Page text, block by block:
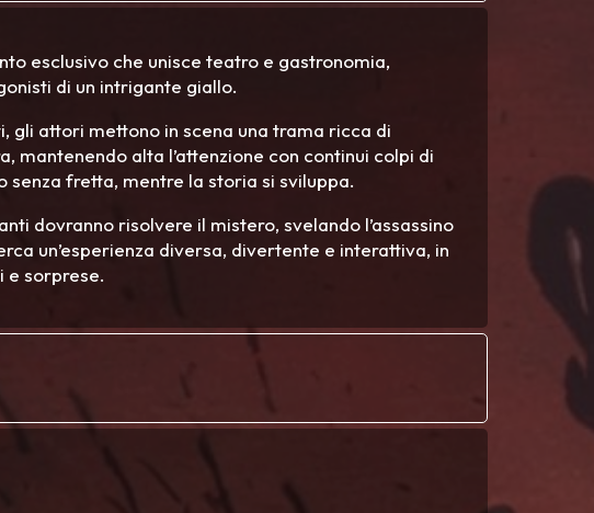
esclusivo che unisce teatro e gastronomia,
di un intrigante giallo.
gli attori mettono in scena una trama ricca di
mantenendo alta l’attenzione con continui colpi di
senza fretta, mentre la storia si sviluppa.
dovranno risolvere il mistero, svelando l’assassino
un’esperienza diversa, divertente e interattiva, in
e sorprese.